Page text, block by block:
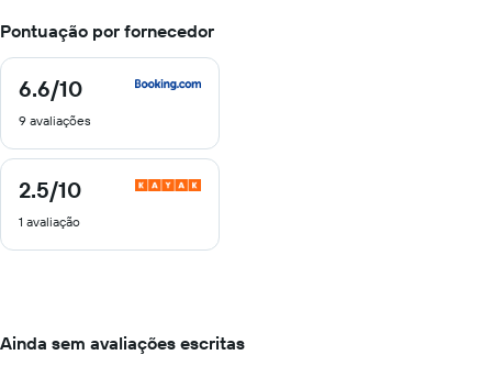
Pontuação por fornecedor
6.6/10
6.6
10
9 avaliações
2.5/10
2.5
10
1 avaliação
Ainda sem avaliações escritas